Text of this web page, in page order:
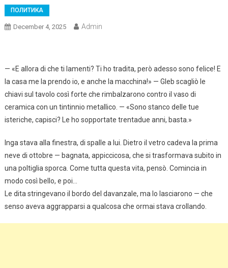
ПОЛИТИКА
December 4, 2025 Admin
— «E allora di che ti lamenti? Ti ho tradita, però adesso sono felice! E
la casa me la prendo io, e anche la macchina!» — Gleb scagliò le
chiavi sul tavolo così forte che rimbalzarono contro il vaso di
ceramica con un tintinnio metallico. — «Sono stanco delle tue
isteriche, capisci? Le ho sopportate trentadue anni, basta.»
Inga stava alla finestra, di spalle a lui. Dietro il vetro cadeva la prima
neve di ottobre — bagnata, appiccicosa, che si trasformava subito in
una poltiglia sporca. Come tutta questa vita, pensò. Comincia in
modo così bello, e poi…
Le dita stringevano il bordo del davanzale, ma lo lasciarono — che
senso aveva aggrapparsi a qualcosa che ormai stava crollando.